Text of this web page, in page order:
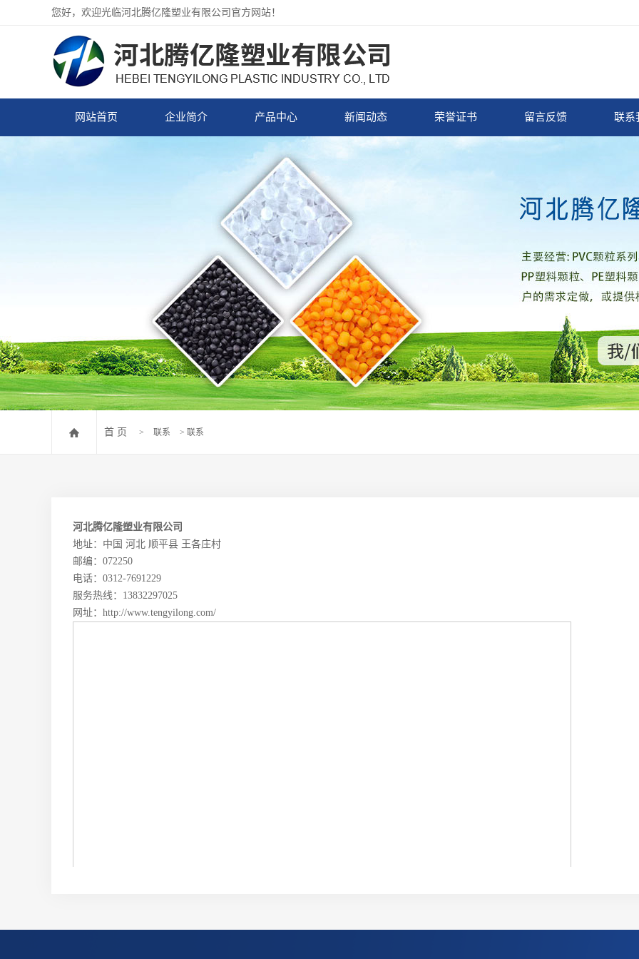
您好，欢迎光临河北腾亿隆塑业有限公司官方网站！
网站首页 企业简介 产品中心
PVC注塑颗粒
PVC透明颗粒
PVC颜色颗粒
PVC硬质颗粒
PP塑料颗粒
PE塑料颗粒
PVC发泡颗粒
PVC挤出颗粒
PVC再生颗粒
新闻动态
企业新闻
荣誉证书
荣誉证书
留言反馈 联系
首 页 > 联系 > 联系
河北腾亿隆塑业有限公司
地址：中国 河北 顺平县 王各庄村
邮编：072250
电话：0312-7691229
服务热线：13832297025
网址： http://www.tengyilong.com/